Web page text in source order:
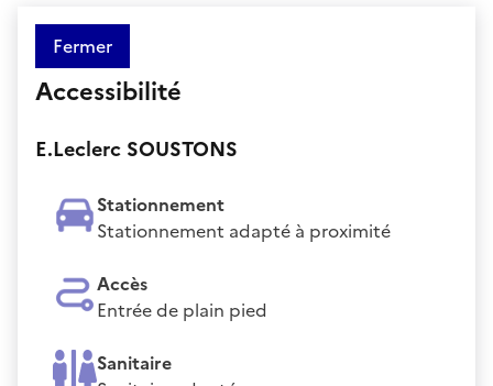
Fermer
Accessibilité
E.Leclerc SOUSTONS
Stationnement
Stationnement adapté à proximité
Accès
Entrée de plain pied
Sanitaire